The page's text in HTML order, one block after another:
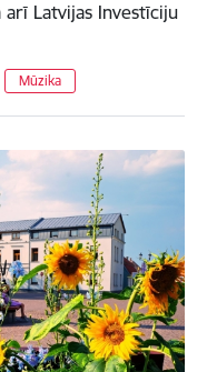
arī Latvijas Investīciju
Mūzika